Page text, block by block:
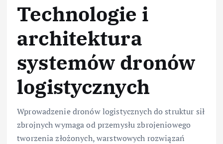
Technologie i
architektura
systemów dronów
logistycznych
Wprowadzenie dronów logistycznych do struktur sił
zbrojnych wymaga od przemysłu zbrojeniowego
tworzenia złożonych, warstwowych rozwiązań